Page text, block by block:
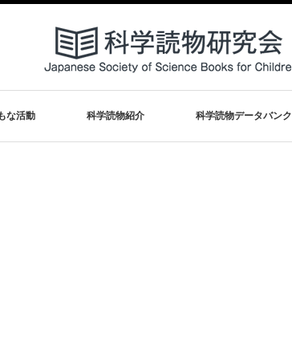
な活動 科学読物紹介 科学読物データバンク